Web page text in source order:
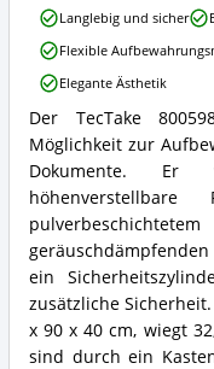
erhältlich?
TecTake
800598
Aktenschrank
Individuell
höhenverstellbare
Einlageböden
Zusammenfassung:
Was
bietet
dieser
Büroschrank?
Der TecTake
Möglichkeit zur
Dokumente.
ein
zusätzliche
x 90 x 40 cm, wiegt
sind durch ein
TecTake
800598
Aktenschrank
Individuell
höhenverstellbare
Einlageböden
Vorteile:
Was
spricht
für
diesen
Büroschrank?
Langlebig und sicher
Flexible
Elegante Ästhetik